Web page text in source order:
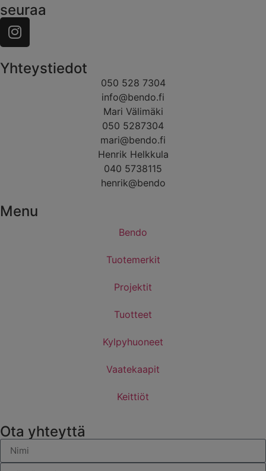
seuraa
Yhteystiedot
050 528 7304
info@bendo.fi
Mari Välimäki
050 5287304
mari@bendo.fi
Henrik Helkkula
040 5738115
henrik@bendo
Menu
Bendo
Tuotemerkit
Projektit
Tuotteet
Kylpyhuoneet
Vaatekaapit
Keittiöt
Ota yhteyttä